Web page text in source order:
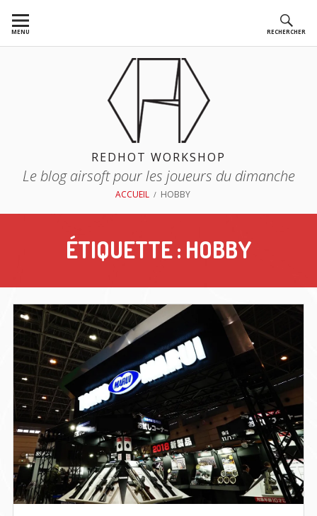
auMENU RECHERCHER
REDHOT WORKSHOP
Le blog airsoft pour les joueurs du dimanche
ACCUEIL HOBBY
ÉTIQUETTE : HOBBY